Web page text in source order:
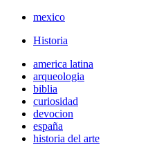
mexico
Historia
america latina
arqueologia
biblia
curiosidad
devocion
españa
historia del arte